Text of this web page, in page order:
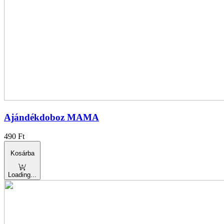
Ajándékdoboz MAMA
490 Ft
Kosárba
Loading...